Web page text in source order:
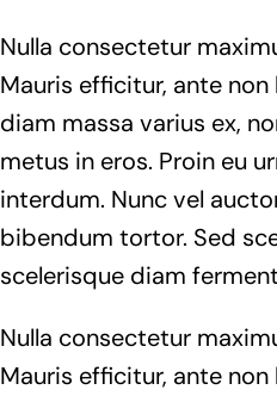
Nulla consectetur
Mauris efficitur, ante
diam massa varius ex,
metus in eros. Proin eu
interdum. Nunc vel
bibendum tortor. Sed
scelerisque diam
Nulla consectetur
Mauris efficitur, ante